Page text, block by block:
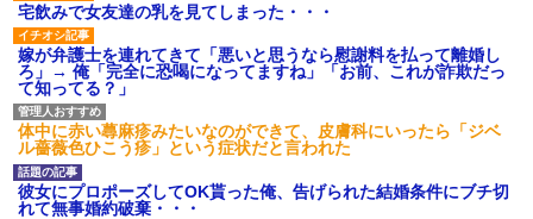
宅飲みで女友達の乳を見てしまった・・・
嫁が弁護士を連れてきて「悪いと思うなら慰謝料を払って離婚し
ろ」→ 俺「完全に恐喝になってますね」「お前、これが詐欺だっ
て知ってる？」
体中に赤い蕁麻疹みたいなのができて、皮膚科にいったら「ジベ
ル薔薇色ひこう疹」という症状だと言われた
彼女にプロポーズしてOK貰った俺、告げられた結婚条件にブチ切
れて無事婚約破棄・・・